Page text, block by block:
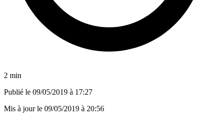
2 min
Publié le 09/05/2019 à 17:27
Mis à jour le 09/05/2019 à 20:56